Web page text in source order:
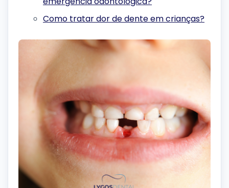
Como tratar dor de dente em crianças?